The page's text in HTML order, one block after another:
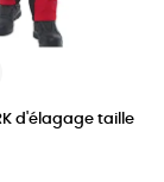
d'élagage taille